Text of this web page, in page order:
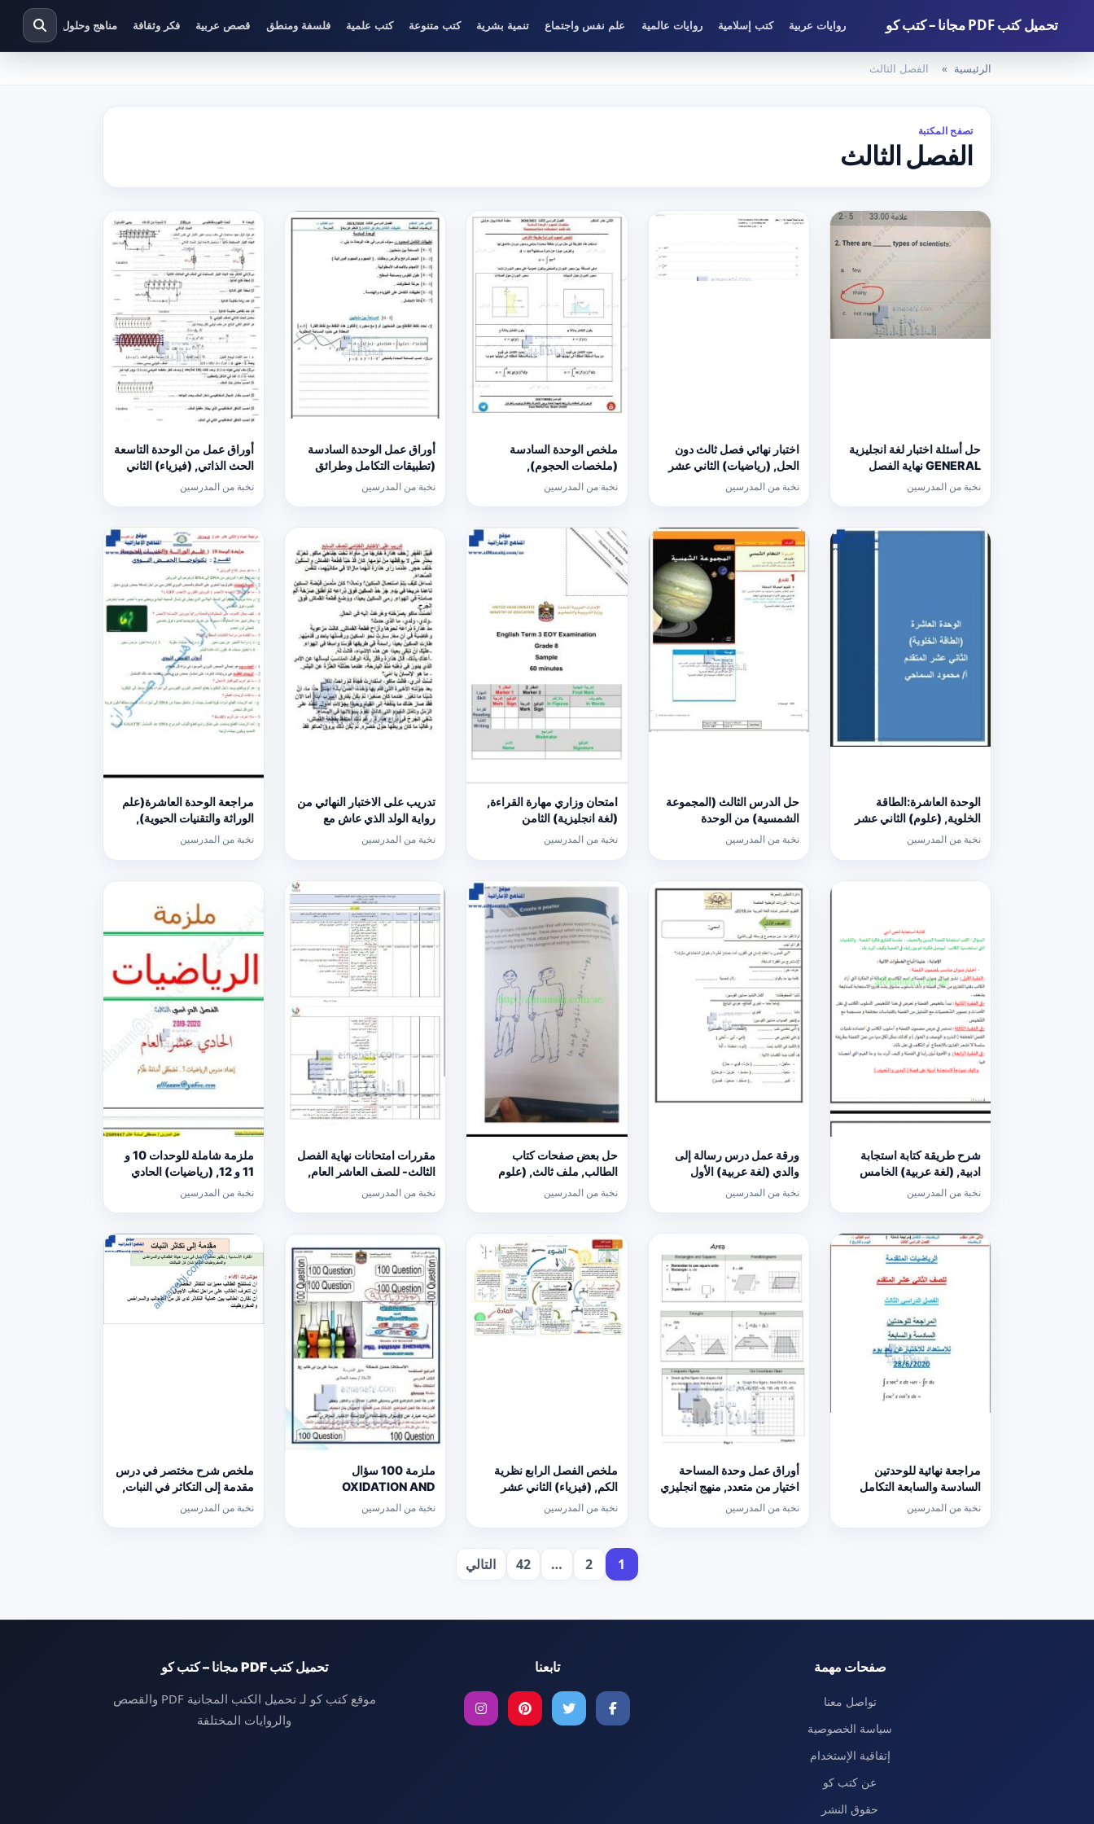
تحميل كتب PDF مجانا – كتب كو روايات عربية كتب إسلامية روايات عالمية علم نفس واجتماع تنمية بشرية كتب متنوعة كتب علمية فلسفة ومنطق قصص عربية فكر وثقافة مناهج وحلول دراسية
الرئيسية الفصل الثالث
تصفح المكتبة
الفصل الثالث
حل أسئلة اختبار لغة انجليزية
GENERAL نهاية الفصل
الدراسي الثالث, (لغة
نخبة من المدرسين
اختبار نهائي فصل ثالث دون
الحل, (رياضيات) الثاني عشر
المتقدم
نخبة من المدرسين
ملخص الوحدة السادسة
(ملخصات الحجوم),
(رياضيات) الثاني عشر المتقدم
نخبة من المدرسين
أوراق عمل الوحدة السادسة
(تطبيقات التكامل وطرائق
التكامل), (رياضيات) الثاني
نخبة من المدرسين
أوراق عمل من الوحدة التاسعة
الحث الذاتي, (فيزياء) الثاني
عشر المتقدم
نخبة من المدرسين
الوحدة العاشرة:الطاقة
الخلوية, (علوم) الثاني عشر
المتقدم
نخبة من المدرسين
حل الدرس الثالث (المجموعة
الشمسية) من الوحدة
السادسة, (علوم) الرابع
نخبة من المدرسين
امتحان وزاري مهارة القراءة,
(لغة انجليزية) الثامن
نخبة من المدرسين
تدريب على الاختبار النهائي من
رواية الولد الذي عاش مع
النعام, (لغة عربية) السابع
نخبة من المدرسين
مراجعة الوحدة العاشرة(علم
الوراثة والتقنيات الحيوية),
(علوم) الثاني عشر العام
نخبة من المدرسين
شرح طريقة كتابة استجابة
ادبية, (لغة عربية) الخامس
نخبة من المدرسين
ورقة عمل درس رسالة إلى
والدي (لغة عربية) الأول
نخبة من المدرسين
حل بعض صفحات كتاب
الطالب, ملف ثالث, (علوم
صحية) الثاني عشر
نخبة من المدرسين
مقررات امتحانات نهاية الفصل
الثالث- للصف العاشر العام,
(المدارس) ملفات مدرسية
نخبة من المدرسين
ملزمة شاملة للوحدات 10 و
11 و 12, (رياضيات) الحادي
عشر العام
نخبة من المدرسين
مراجعة نهائية للوحدتين
السادسة والسابعة التكامل
بدون حل, (رياضيات) الثاني
نخبة من المدرسين
أوراق عمل وحدة المساحة
اختيار من متعدد, منهج انجليزي
(رياضيات) السادس
نخبة من المدرسين
ملخص الفصل الرابع نظرية
الكم, (فيزياء) الثاني عشر
العام
نخبة من المدرسين
ملزمة 100 سؤال
OXIDATION AND
نخبة من المدرسين
ملخص شرح مختصر في درس
مقدمة إلى التكاثر في النبات,
(علوم) الحادي عشر المتقدم
نخبة من المدرسين
المقالات
1
2
…
42 التالي
صفحات مهمة
تواصل معنا
سياسة الخصوصية
إتفاقية الإستخدام
عن كتب كو
حقوق النشر
تابعنا
تحميل كتب PDF مجانا – كتب كو
موقع كتب كو لـ تحميل الكتب المجانية PDF والقصص
والروايات المختلفة